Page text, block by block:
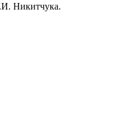
Никитчука.